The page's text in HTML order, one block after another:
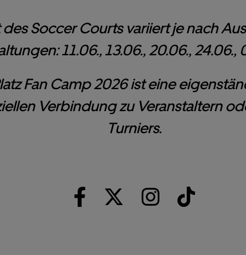
Soccer Courts variiert je nach
11.06., 13.06., 20.06., 24.06.,
Fan Camp 2026 ist eine
Verbindung zu Veranstaltern
Turniers.